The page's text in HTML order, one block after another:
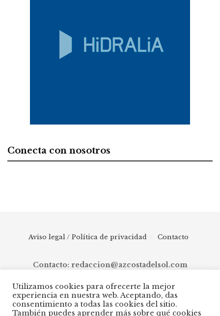
Conecta con nosotros
Aviso legal / Política de privacidad Contacto
Contacto: redaccion@azcostadelsol.com
© 2025 AZ Costa del Sol - Diario digital de Málaga capital hasta
Manilva, pasando por Torremolinos, Benalmádena, Fuengirola,
Utilizamos cookies para ofrecerte la mejor
experiencia en nuestra web. Aceptando, das
consentimiento a todas las cookies del sitio.
También puedes aprender más sobre qué cookies